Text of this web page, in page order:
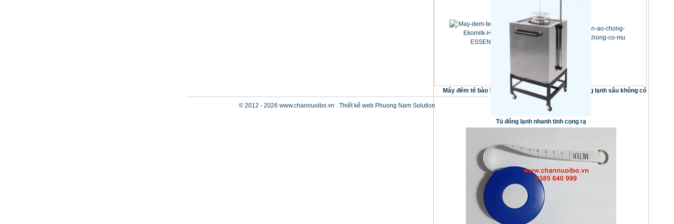
Tủ đông lạnh nhanh tinh cọng rạ
Máy đếm tế bào Soma Ekomilk
Horizon ESSENTIAL
Bộ quần áo chống lạnh sâu không có
© 2012 - 2026 www.channuoibo.vn . Thiết kế web Phuong Nam Solution